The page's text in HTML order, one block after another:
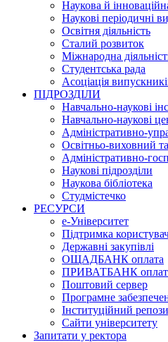
Наукова й
Наукові періодичні
Освітня діяльність
Сталий розвиток
Міжнародна
Студентська рада
Асоціація
ПІДРОЗДІЛИ
Навчально-наукові
Навчально-наукові
Адміністративно-
Освітньо-виховний
Адміністративно-
Наукові підрозділи
Наукова бібліотека
Студмістечко
РЕСУРСИ
е-Університет
Підтримка
Державні закупівлі
ОЩАДБАНК оплата
ПРИВАТБАНК
Поштовий сервер
Програмне
Інституційний
Сайти університету
Запитати у ректора